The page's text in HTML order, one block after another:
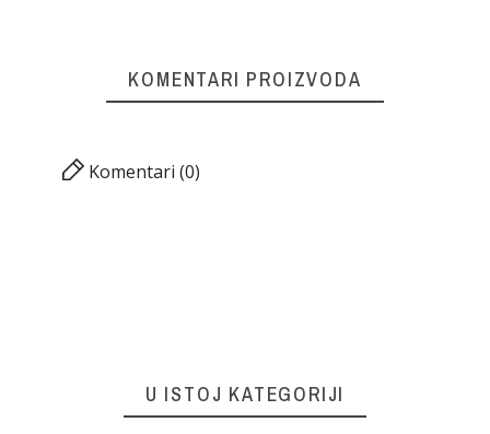
KOMENTARI PROIZVODA
Komentari (0)
U ISTOJ KATEGORIJI